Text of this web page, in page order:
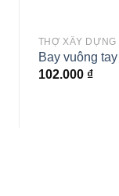
THỢ XÂY DỰNG
Bay vuông
102.000 ₫